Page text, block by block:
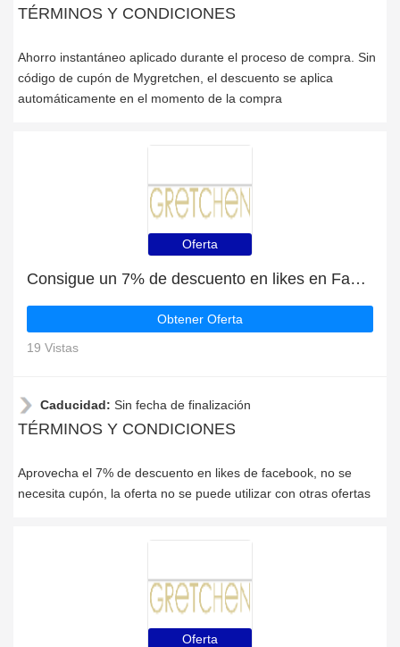
TÉRMINOS Y CONDICIONES
Ahorro instantáneo aplicado durante el proceso de compra. Sin
código de cupón de Mygretchen, el descuento se aplica
automáticamente en el momento de la compra
Oferta
Consigue un 7% de descuento en likes en Facebook
Obtener Oferta
19 Vistas
Caducidad: Sin fecha de finalización
TÉRMINOS Y CONDICIONES
Aprovecha el 7% de descuento en likes de facebook, no se
necesita cupón, la oferta no se puede utilizar con otras ofertas
Oferta